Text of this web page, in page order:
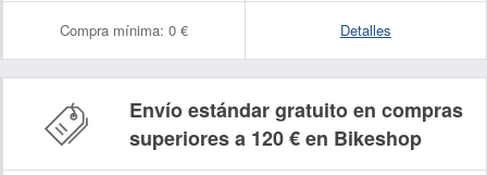
Compra mínima: 0 € Detalles
Envío estándar gratuito en compras
superiores a 120 € en Bikeshop